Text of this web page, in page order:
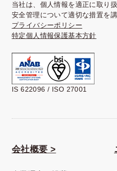
当社は、個人情報を適正に取り
安全管理について適切な措置を講
プライバシーポリシー
特定個人情報保護基本方針
IS 622096 / ISO 27001
会社概要 >